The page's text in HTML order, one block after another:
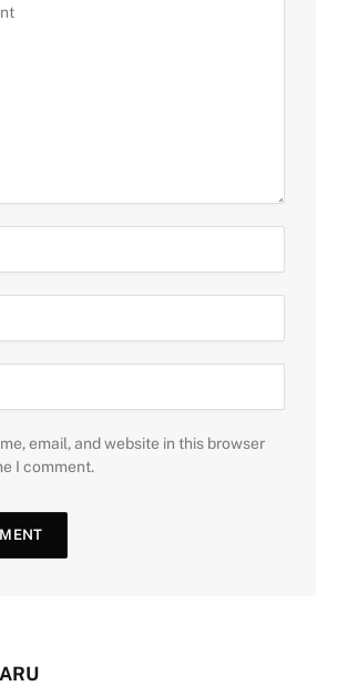
email, and website in this browser
I comment.